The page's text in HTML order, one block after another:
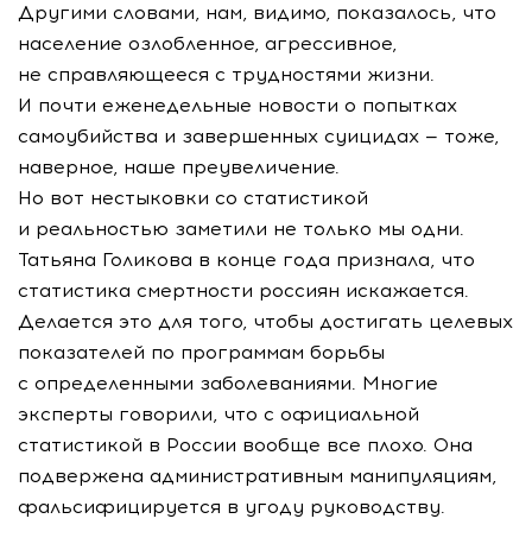
Другими словами, нам, видимо, показалось, что
население озлобленное, агрессивное,
не справляющееся с трудностями жизни.
И почти еженедельные новости о попытках
самоубийства и завершенных суицидах — тоже,
наверное, наше преувеличение.
Но вот нестыковки со статистикой
и реальностью заметили не только мы одни.
Татьяна Голикова в конце года признала, что
статистика смертности россиян искажается.
Делается это для того, чтобы достигать целевых
показателей по программам борьбы
с определенными заболеваниями. Многие
эксперты говорили, что с официальной
статистикой в России вообще все плохо. Она
подвержена административным манипуляциям,
фальсифицируется в угоду руководству.